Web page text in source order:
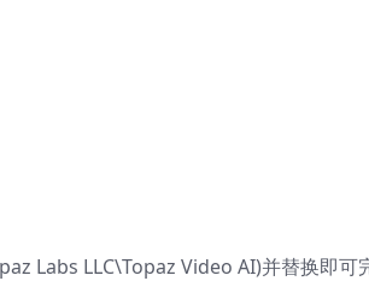
Labs LLC\Topaz Video AI)并替换即可